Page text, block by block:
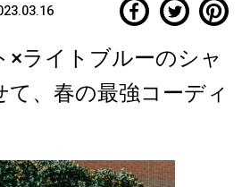
×ライトブルーのシャ
、春の最強コーディ